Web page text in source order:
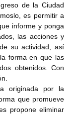
de la Ciudad
es permitir a
informe y ponga
las acciones y
su actividad, así
forma en que las
obtenidos. Con
originada por la
que promueve
propone eliminar